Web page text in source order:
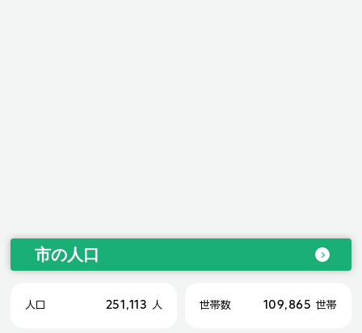
市の人口
人口 251,113 人 世帯数 109,865 世帯